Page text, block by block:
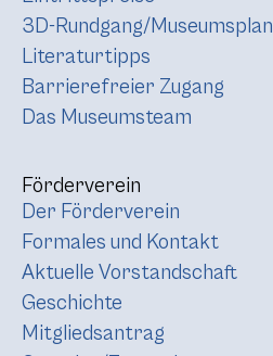
3D-Rundgang/Museumsplan
Literaturtipps
Barrierefreier Zugang
Das Museumsteam
Förderverein
Der Förderverein
Formales und Kontakt
Aktuelle Vorstandschaft
Geschichte
Mitgliedsantrag